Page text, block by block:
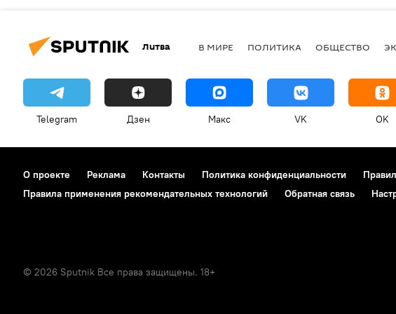
Литва В МИРЕ ПОЛИТИКА ОБЩЕСТВО
Telegram Дзен Макс VK OK
О проекте Реклама Контакты Политика конфиденциальности
Правила применения рекомендательных технологий
Обратная связь
© 2026 Sputnik Все права защищены. 18+